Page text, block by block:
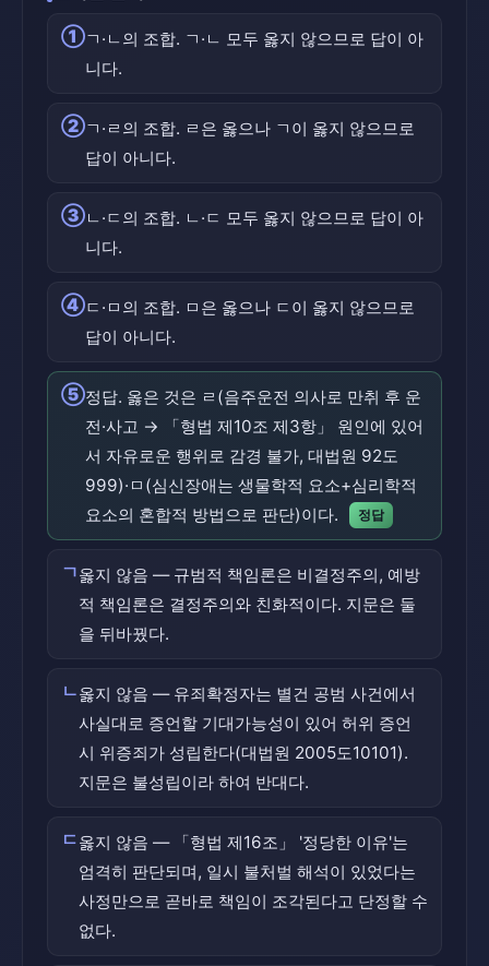
①ㄱ·ㄴ의 조합. ㄱ·ㄴ 모두 옳지 않으므로 답이 아
니다.
②ㄱ·ㄹ의 조합. ㄹ은 옳으나 ㄱ이 옳지 않으므로
답이 아니다.
③ㄴ·ㄷ의 조합. ㄴ·ㄷ 모두 옳지 않으므로 답이 아
니다.
④ㄷ·ㅁ의 조합. ㅁ은 옳으나 ㄷ이 옳지 않으므로
답이 아니다.
⑤정답. 옳은 것은 ㄹ(음주운전 의사로 만취 후 운
전·사고 → 「형법 제10조 제3항」 원인에 있어
서 자유로운 행위로 감경 불가, 대법원 92도
999)·ㅁ(심신장애는 생물학적 요소+심리학적
요소의 혼합적 방법으로 판단)이다.
정답
ㄱ옳지 않음 — 규범적 책임론은 비결정주의, 예방
적 책임론은 결정주의와 친화적이다. 지문은 둘
을 뒤바꿨다.
ㄴ옳지 않음 — 유죄확정자는 별건 공범 사건에서
사실대로 증언할 기대가능성이 있어 허위 증언
시 위증죄가 성립한다(대법원 2005도10101).
지문은 불성립이라 하여 반대다.
ㄷ옳지 않음 — 「형법 제16조」 '정당한 이유'는
엄격히 판단되며, 일시 불처벌 해석이 있었다는
사정만으로 곧바로 책임이 조각된다고 단정할 수
없다.